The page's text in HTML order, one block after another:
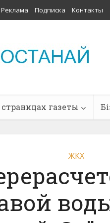
Реклама Подписка Контакты
газеты
ЖКХ